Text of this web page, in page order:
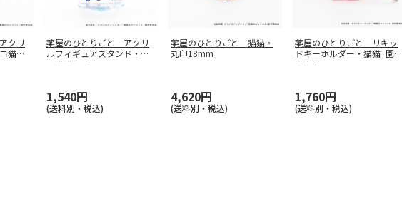
クリ
猫猫
薬屋のひとりごと アクリ
ルフィギュアスタンド・ネ
コ猫猫と壬
1,540円
(送料別・税込)
薬屋のひとりごと 猫猫・
丸印18mm
4,620円
(送料別・税込)
薬屋のひとりごと リキッ
ドキーホルダー・猫猫_園遊
会衣裳
1,760円
(送料別・税込)